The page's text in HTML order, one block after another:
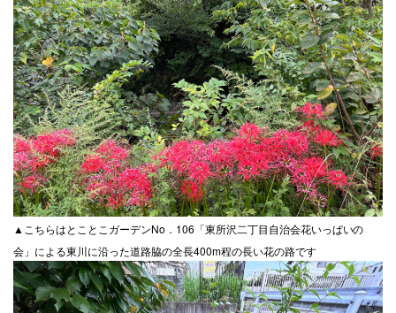
▲こちらはとことこガーデンNo．106「東所沢二丁目自治会花いっぱいの
会」による東川に沿った道路脇の全長400m程の長い花の路です